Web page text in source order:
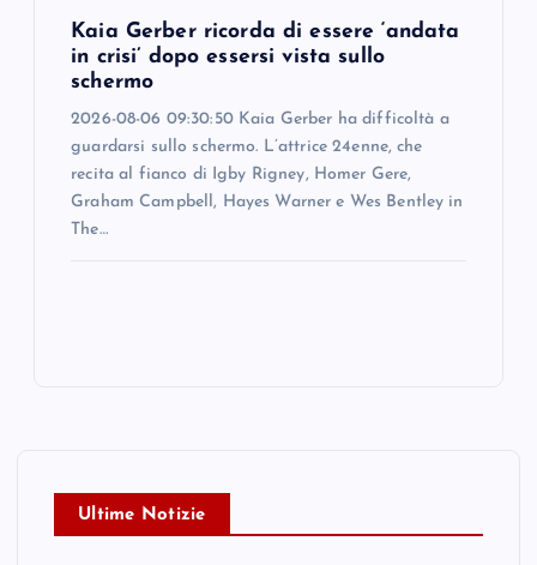
Kaia Gerber ricorda di essere ‘andata
in crisi’ dopo essersi vista sullo
schermo
2026-08-06 09:30:50 Kaia Gerber ha difficoltà a
guardarsi sullo schermo. L’attrice 24enne, che
recita al fianco di Igby Rigney, Homer Gere,
Graham Campbell, Hayes Warner e Wes Bentley in
The…
Ultime Notizie